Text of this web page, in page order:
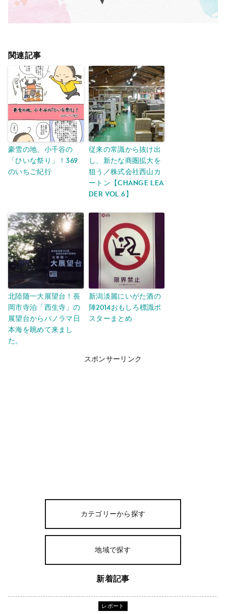
関連記事
豪雪の地、小千谷の
「ひいな祭り」！369
のいちご紀行
従来の常識から抜け出
し、新たな商圏拡大を
狙う／株式会社西山カ
ートン【Change Lea
der vol.6】
北陸随一大展望台！長
岡市寺泊「西生寺」の
展望台からパノラマ日
本海を眺めて来まし
た。
新潟淡麗にいがた酒の
陣2014おもしろ標識ポ
スターまとめ
スポンサーリンク
カテゴリーから探す
地域で探す
新着記事
レポート